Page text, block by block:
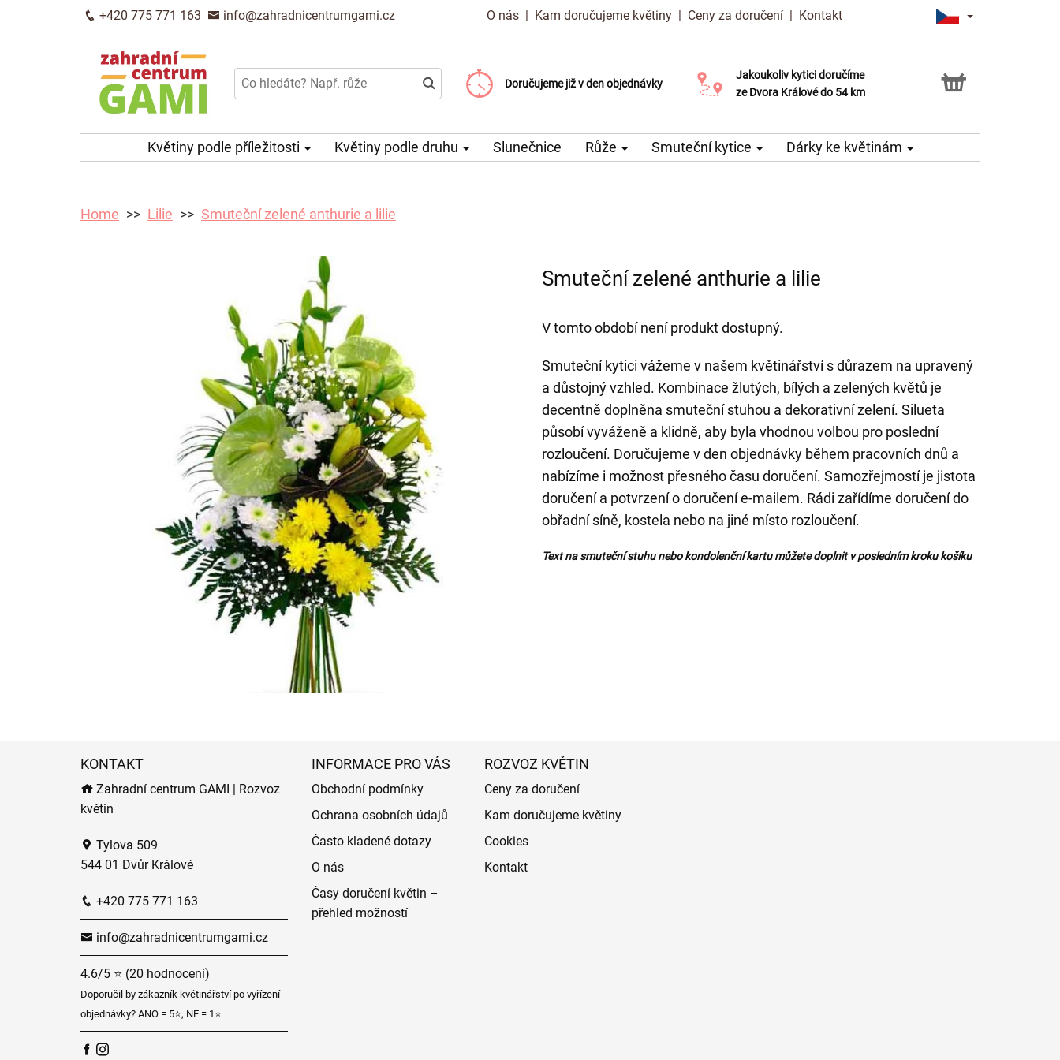
+420 775 771 163 info@zahradnicentrumgami.cz O nás | Kam doručujeme květiny | Ceny za doručení | Kontakt
Doručujeme již v den objednávky
Doručujeme již od 99 Kč
Možný výběr času a dne doručení
Jakoukoliv kytici doručíme
ze Dvora Králové do 54 km
Možnost vyzvednout v naší květince
Květiny podle příležitosti Květiny podle druhu Slunečnice Růže Smuteční kytice Dárky ke květinám
Home Lilie Smuteční zelené anthurie a lilie
Smuteční zelené anthurie a lilie
V tomto období není produkt dostupný.
Smuteční kytici vážeme v našem květinářství s důrazem na upravený
a důstojný vzhled. Kombinace žlutých, bílých a zelených květů je
decentně doplněna smuteční stuhou a dekorativní zelení. Silueta
působí vyváženě a klidně, aby byla vhodnou volbou pro poslední
rozloučení. Doručujeme v den objednávky během pracovních dnů a
nabízíme i možnost přesného času doručení. Samozřejmostí je jistota
doručení a potvrzení o doručení e-mailem. Rádi zařídíme doručení do
obřadní síně, kostela nebo na jiné místo rozloučení.
Text na smuteční stuhu nebo kondolenční kartu můžete doplnit v posledním kroku košíku
KONTAKT
Zahradní centrum GAMI | Rozvoz
květin
Tylova 509
544 01 Dvůr Králové
+420 775 771 163
info@zahradnicentrumgami.cz
4.6/5 ⭐ (20 hodnocení)
Doporučil by zákazník květinářství po vyřízení
objednávky? ANO = 5⭐, NE = 1⭐
INFORMACE PRO VÁS
Obchodní podmínky
Ochrana osobních údajů
Často kladené dotazy
O nás
Časy doručení květin –
přehled možností
ROZVOZ KVĚTIN
Ceny za doručení
Kam doručujeme květiny
Cookies
Kontakt